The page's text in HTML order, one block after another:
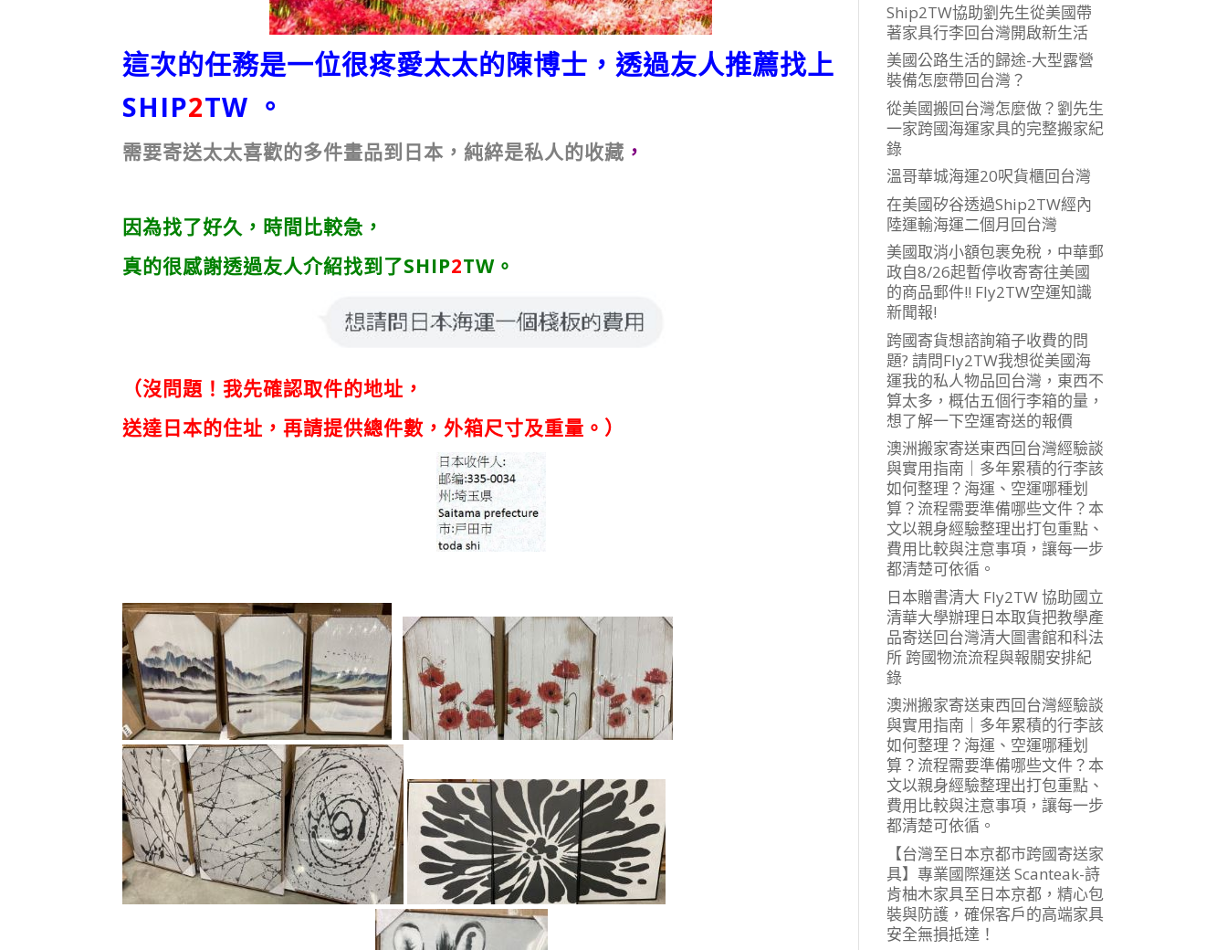
這次的任務是一位很疼愛太太的陳博士，透過友人推薦找上
SHIP2TW 。
需要寄送太太喜歡的多件畫品到日本，純綷是私人的收藏 ，
因為找了好久，時間比較急，
真的很感謝透過友人介紹找到了SHIP2TW。
（沒問題！我先確認取件的地址，
送達日本的住址，再請提供總件數，外箱尺寸及重量。）
Ship2TW協助劉先生從美國帶
著家具行李回台灣開啟新生活
美國公路生活的歸途-大型露營
裝備怎麼帶回台灣？
從美國搬回台灣怎麼做？劉先生
一家跨國海運家具的完整搬家紀
錄
溫哥華城海運20呎貨櫃回台灣
在美國矽谷透過Ship2TW經內
陸運輸海運二個月回台灣
美國取消小額包裹免稅，中華郵
政自8/26起暫停收寄寄往美國
的商品郵件!! Fly2TW空運知識
新聞報!
跨國寄貨想諮詢箱子收費的問
題? 請問Fly2TW我想從美國海
運我的私人物品回台灣，東西不
算太多，概估五個行李箱的量，
想了解一下空運寄送的報價
澳洲搬家寄送東西回台灣經驗談
與實用指南｜多年累積的行李該
如何整理？海運、空運哪種划
算？流程需要準備哪些文件？本
文以親身經驗整理出打包重點、
費用比較與注意事項，讓每一步
都清楚可依循。
日本贈書清大 Fly2TW 協助國立
清華大學辦理日本取貨把教學產
品寄送回台灣清大圖書館和科法
所 跨國物流流程與報關安排紀
錄
澳洲搬家寄送東西回台灣經驗談
與實用指南｜多年累積的行李該
如何整理？海運、空運哪種划
算？流程需要準備哪些文件？本
文以親身經驗整理出打包重點、
費用比較與注意事項，讓每一步
都清楚可依循。
【台灣至日本京都市跨國寄送家
具】專業國際運送 Scanteak-詩
肯柚木家具至日本京都，精心包
裝與防護，確保客戶的高端家具
安全無損抵達！